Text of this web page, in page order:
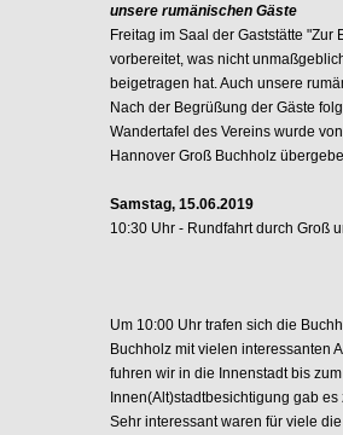
unsere rumänischen Gäste
Freitag im Saal der Gaststätte
vorbereitet, was nicht
beigetragen hat. Auch unsere
Nach der Begrüßung der Gäste
Wandertafel des Vereins wurde
Hannover Groß Buchholz
Samstag, 15.06.2019
10:30 Uhr - Rundfahrt durch Groß
Um 10:00 Uhr trafen sich die
Buchholz mit vielen interessanten
fuhren wir in die Innenstadt bis
Innen(Alt)stadtbesichtigung gab
Sehr interessant waren für viele